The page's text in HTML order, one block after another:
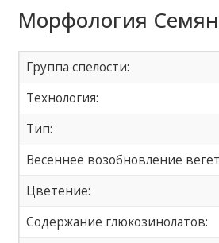
Морфология
Группа спелости:
Технология:
Тип:
Весеннее возобновление
Цветение:
Содержание глюкозинолатов: